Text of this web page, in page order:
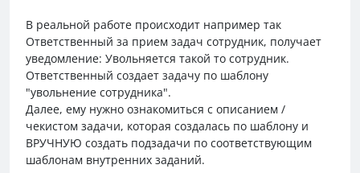
В реальной работе происходит например так
Ответственный за прием задач сотрудник, получает
уведомление: Увольняется такой то сотрудник.
Ответственный создает задачу по шаблону
"увольнение сотрудника".
Далее, ему нужно ознакомиться с описанием /
чекистом задачи, которая создалась по шаблону и
ВРУЧНУЮ создать подзадачи по соответствующим
шаблонам внутренних заданий.